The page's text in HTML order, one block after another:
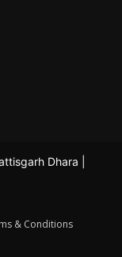
Dhara |
& Conditions